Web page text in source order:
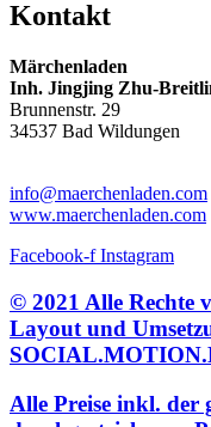
Kontakt
Märchenladen
Inh. Jingjing Zhu-
Brunnenstr. 29
34537 Bad Wildungen
info@maerchenladen.com
www.maerchenladen.com
Facebook-f Instagram
© 2021 Alle Rechte
Layout und
Alle Preise inkl. der